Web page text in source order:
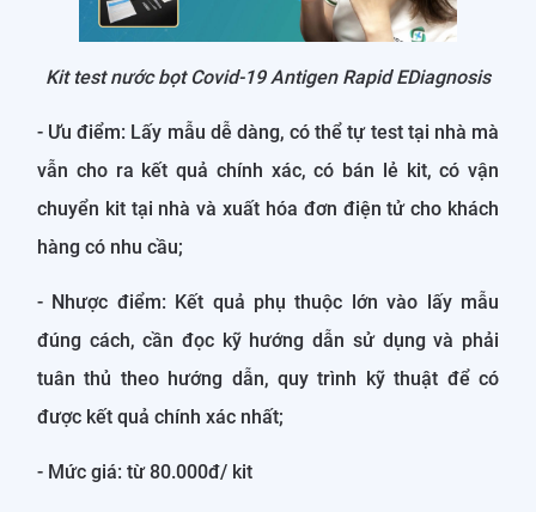
Kit test nước bọt Covid-19 Antigen Rapid EDiagnosis
- Ưu điểm: Lấy mẫu dễ dàng, có thể tự test tại nhà mà
vẫn cho ra kết quả chính xác, có bán lẻ kit, có vận
chuyển kit tại nhà và xuất hóa đơn điện tử cho khách
hàng có nhu cầu;
- Nhược điểm: Kết quả phụ thuộc lớn vào lấy mẫu
đúng cách, cần đọc kỹ hướng dẫn sử dụng và phải
tuân thủ theo hướng dẫn, quy trình kỹ thuật để có
được kết quả chính xác nhất;
- Mức giá: từ 80.000đ/ kit